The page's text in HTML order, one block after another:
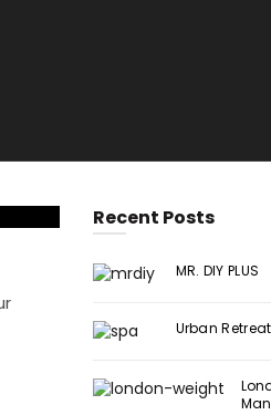
Recent Posts
MR. DIY PLUS
Urban